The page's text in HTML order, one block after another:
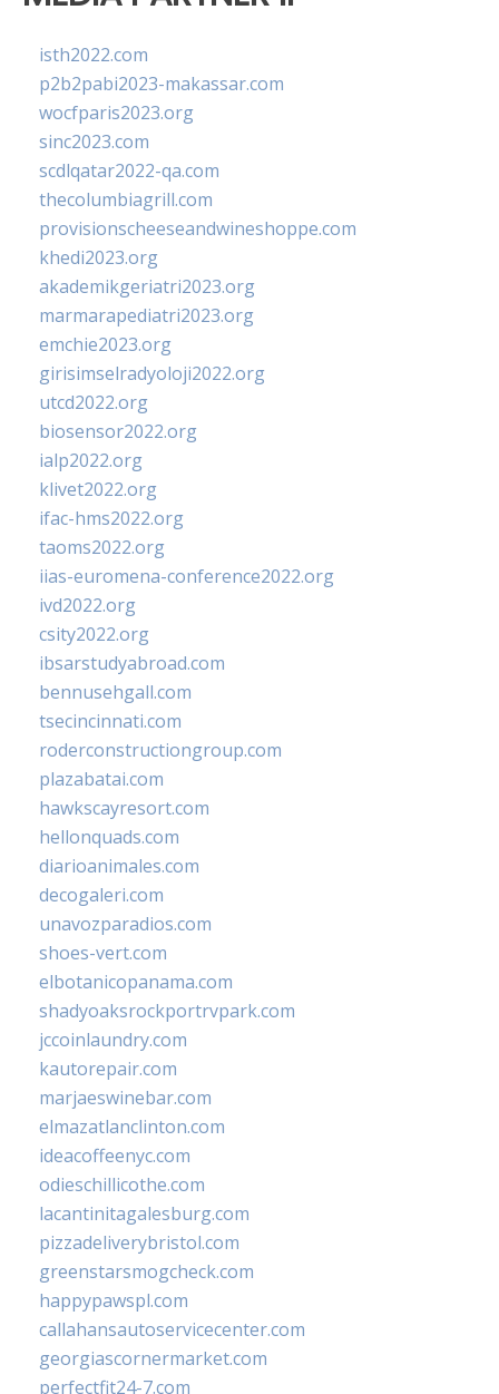
isth2022.com
p2b2pabi2023-makassar.com
wocfparis2023.org
sinc2023.com
scdlqatar2022-qa.com
thecolumbiagrill.com
provisionscheeseandwineshoppe.com
khedi2023.org
akademikgeriatri2023.org
marmarapediatri2023.org
emchie2023.org
girisimselradyoloji2022.org
utcd2022.org
biosensor2022.org
ialp2022.org
klivet2022.org
ifac-hms2022.org
taoms2022.org
iias-euromena-conference2022.org
ivd2022.org
csity2022.org
ibsarstudyabroad.com
bennusehgall.com
tsecincinnati.com
roderconstructiongroup.com
plazabatai.com
hawkscayresort.com
hellonquads.com
diarioanimales.com
decogaleri.com
unavozparadios.com
shoes-vert.com
elbotanicopanama.com
shadyoaksrockportrvpark.com
jccoinlaundry.com
kautorepair.com
marjaeswinebar.com
elmazatlanclinton.com
ideacoffeenyc.com
odieschillicothe.com
lacantinitagalesburg.com
pizzadeliverybristol.com
greenstarsmogcheck.com
happypawspl.com
callahansautoservicecenter.com
georgiascornermarket.com
perfectfit24-7.com